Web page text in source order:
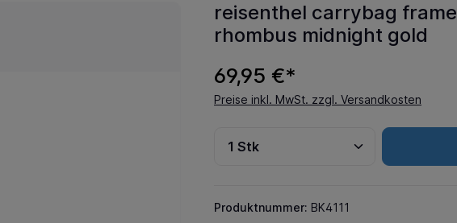
reisenthel carrybag frame
rhombus midnight gold
69,95 €*
Preise inkl. MwSt. zzgl. Versandkosten
Produktnummer: BK4111